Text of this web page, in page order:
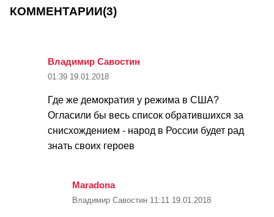
КОММЕНТАРИИ(3)
Владимир Савостин
01:39 19.01.2018
Где же демократия у режима в США?
Огласили бы весь список обратившихся за
снисхождением - народ в России будет рад
знать своих героев
Maradona
Владимир Савостин 11:11 19.01.2018